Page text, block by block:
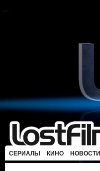
СЕРИАЛЫ КИНО НОВОСТИ